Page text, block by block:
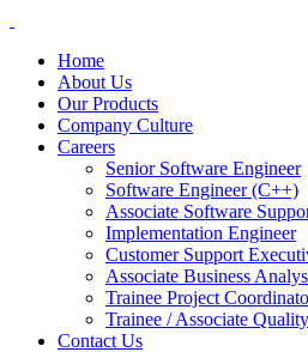
Home
About Us
Our Products
Company Culture
Careers
Senior Software Engineer
Software Engineer (C++)
Associate Software
Implementation Engineer
Customer Support
Associate Business
Trainee Project
Trainee / Associate
Contact Us